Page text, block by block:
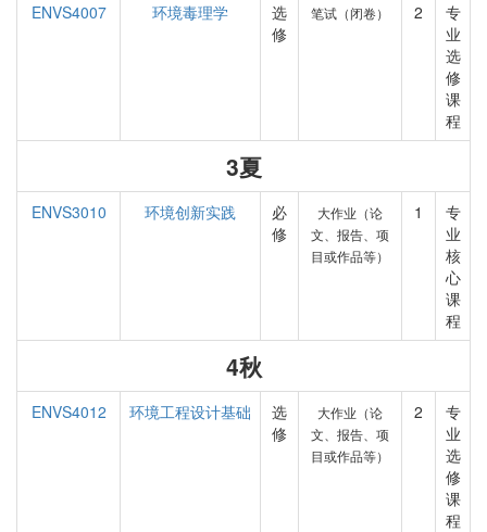
ENVS4007
环境毒理学
选
修
笔试（闭卷） 2
专
业
选
修
课
程
3夏
ENVS3010 环境创新实践
必
修
大作业（论
文、报告、项
目或作品等）
1
专
业
核
心
课
程
4秋
ENVS4012 环境工程设计基础
选
修
大作业（论
文、报告、项
目或作品等）
2
专
业
选
修
课
程